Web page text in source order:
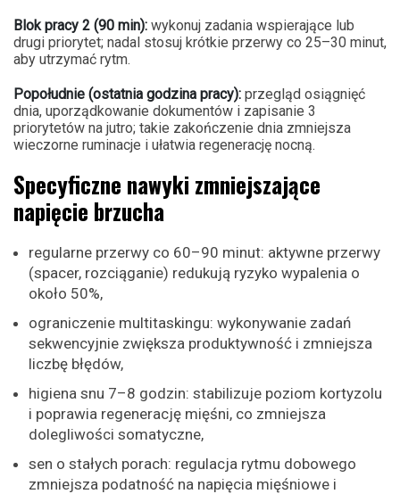
Blok pracy 2 (90 min): wykonuj zadania wspierające lub
drugi priorytet; nadal stosuj krótkie przerwy co 25–30 minut,
aby utrzymać rytm.
Popołudnie (ostatnia godzina pracy): przegląd osiągnięć
dnia, uporządkowanie dokumentów i zapisanie 3
priorytetów na jutro; takie zakończenie dnia zmniejsza
wieczorne ruminacje i ułatwia regenerację nocną.
Specyficzne nawyki zmniejszające
napięcie brzucha
regularne przerwy co 60–90 minut: aktywne przerwy
(spacer, rozciąganie) redukują ryzyko wypalenia o
około 50%,
ograniczenie multitaskingu: wykonywanie zadań
sekwencyjnie zwiększa produktywność i zmniejsza
liczbę błędów,
higiena snu 7–8 godzin: stabilizuje poziom kortyzolu
i poprawia regenerację mięśni, co zmniejsza
dolegliwości somatyczne,
sen o stałych porach: regulacja rytmu dobowego
zmniejsza podatność na napięcia mięśniowe i